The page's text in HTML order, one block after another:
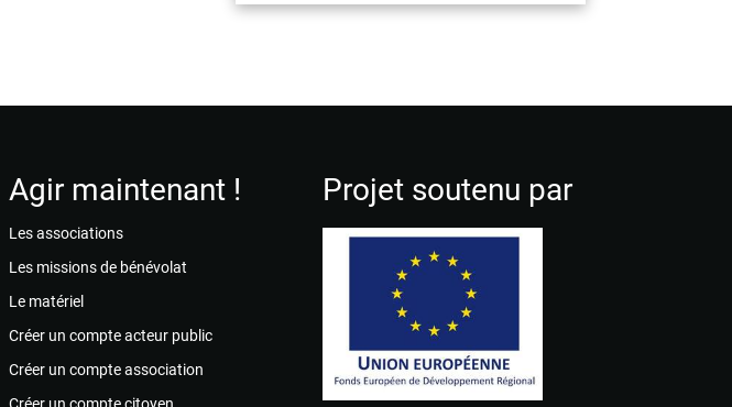
Agir maintenant !
Les associations
Les missions de bénévolat
Le matériel
Créer un compte acteur public
Créer un compte association
Projet soutenu par